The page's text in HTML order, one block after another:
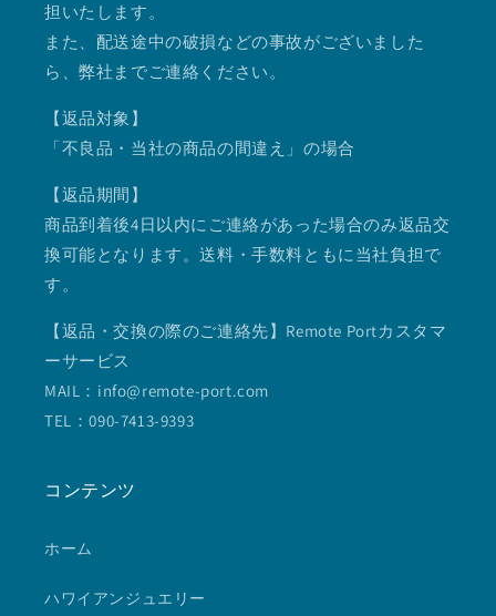
担いたします。
また、配送途中の破損などの事故がございました
ら、弊社までご連絡ください。
【返品対象】
「不良品・当社の商品の間違え」の場合
【返品期間】
商品到着後4日以内にご連絡があった場合のみ返品交
換可能となります。送料・手数料ともに当社負担で
す。
【返品・交換の際のご連絡先】Remote Portカスタマ
ーサービス
MAIL：info@remote-port.com
TEL：090-7413-9393
コンテンツ
ホーム
ハワイアンジュエリー